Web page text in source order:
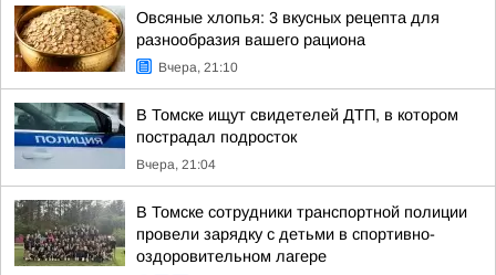
Овсяные хлопья: 3 вкусных рецепта для
разнообразия вашего рациона
Вчера, 21:10
В Томске ищут свидетелей ДТП, в котором
пострадал подросток
Вчера, 21:04
В Томске сотрудники транспортной полиции
провели зарядку с детьми в спортивно-
оздоровительном лагере